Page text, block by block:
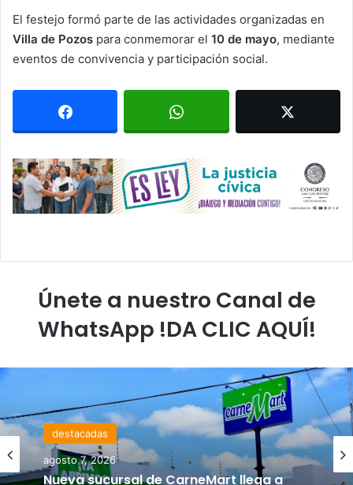
El festejo formó parte de las actividades organizadas en
Villa de Pozos para conmemorar el 10 de mayo, mediante
eventos de convivencia y participación social.
Únete a nuestro Canal de
WhatsApp !DA CLIC AQUÍ!
destacadas
agosto 7, 2026
Nueva sucursal de CarneMart llega a